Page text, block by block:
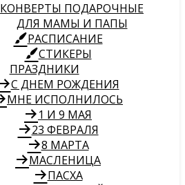
КОНВЕРТЫ ПОДАРОЧНЫЕ
ДЛЯ МАМЫ И ПАПЫ
РАСПИСАНИЕ
СТИКЕРЫ
ПРАЗДНИКИ
С ДНЕМ РОЖДЕНИЯ
МНЕ ИСПОЛНИЛОСЬ
1 И 9 МАЯ
23 ФЕВРАЛЯ
8 МАРТА
МАСЛЕНИЦА
ПАСХА